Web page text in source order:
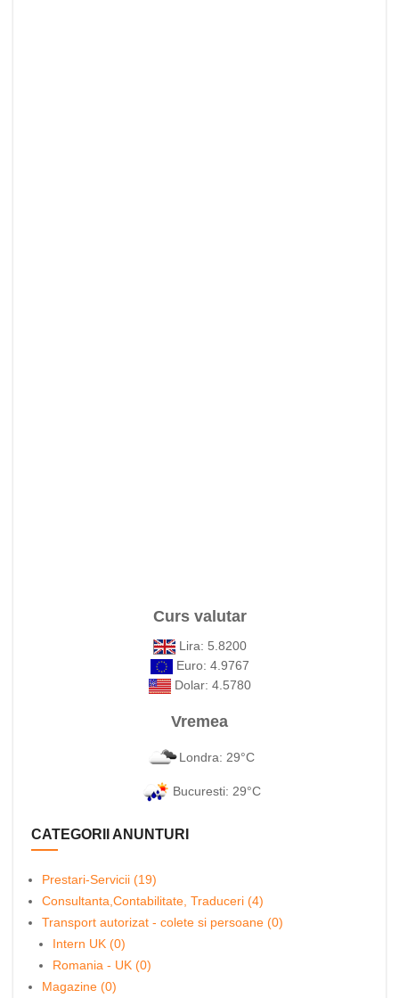
Curs valutar
Lira: 5.8200
Euro: 4.9767
Dolar: 4.5780
Vremea
Londra: 29°C
Bucuresti: 29°C
CATEGORII ANUNTURI
Prestari-Servicii (19)
Consultanta,Contabilitate, Traduceri (4)
Transport autorizat - colete si persoane (0)
Intern UK (0)
Romania - UK (0)
Magazine (0)